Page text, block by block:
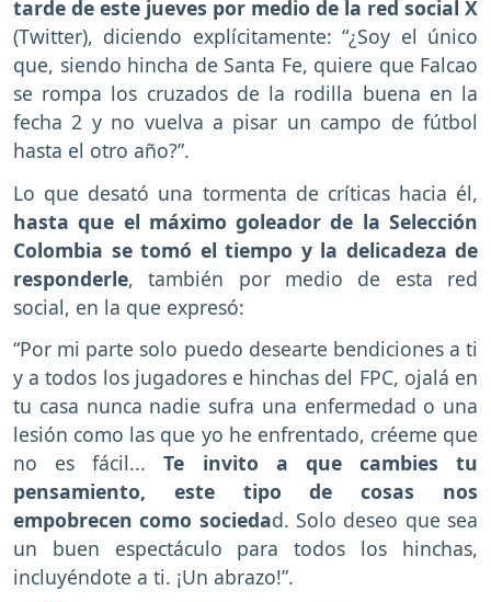
tarde de este jueves por medio de la red social X
(Twitter), diciendo explícitamente: “¿Soy el único
que, siendo hincha de Santa Fe, quiere que Falcao
se rompa los cruzados de la rodilla buena en la
fecha 2 y no vuelva a pisar un campo de fútbol
hasta el otro año?”.
Lo que desató una tormenta de críticas hacia él,
hasta que el máximo goleador de la Selección
Colombia se tomó el tiempo y la delicadeza de
responderle, también por medio de esta red
social, en la que expresó:
“Por mi parte solo puedo desearte bendiciones a ti
y a todos los jugadores e hinchas del FPC, ojalá en
tu casa nunca nadie sufra una enfermedad o una
lesión como las que yo he enfrentado, créeme que
no es fácil...Te invito a que cambies tu
pensamiento, este tipo de cosas nos
empobrecen como sociedad. Solo deseo que sea
un buen espectáculo para todos los hinchas,
incluyéndote a ti. ¡Un abrazo!”.